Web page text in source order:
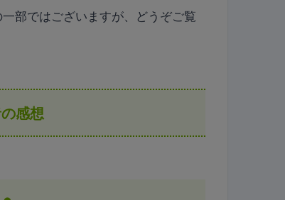
部ではございますが、どうぞご覧
感想